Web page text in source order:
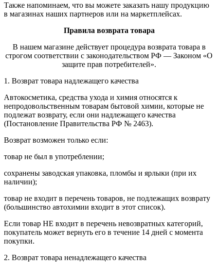
Также напоминаем, что вы можете заказать нашу продукцию
в магазинах наших партнеров или на маркетплейсах.
Правила возврата товара
В нашем магазине действует процедура возврата товара в
строгом соответствии с законодательством РФ — Законом «О
защите прав потребителей».
1. Возврат товара надлежащего качества
Автокосметика, средства ухода и химия относятся к
непродовольственным товарам бытовой химии, которые не
подлежат возврату, если они надлежащего качества
(Постановление Правительства РФ № 2463).
Возврат возможен только если:
товар не был в употреблении;
сохранены заводская упаковка, пломбы и ярлыки (при их
наличии);
товар не входит в перечень товаров, не подлежащих возврату
(большинство автохимии входит в этот список).
Если товар НЕ входит в перечень невозвратных категорий,
покупатель может вернуть его в течение 14 дней с момента
покупки.
2. Возврат товара ненадлежащего качества